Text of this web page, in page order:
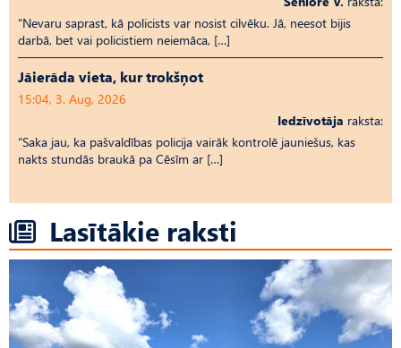
“Nevaru saprast, kā policists var nosist cilvēku. Jā, neesot bijis
darbā, bet vai policistiem neiemāca, […]
Jāierāda vieta, kur trokšņot
15:04, 3. Aug, 2026
Iedzīvotāja raksta:
“Saka jau, ka pašvaldības policija vairāk kontrolē jauniešus, kas
nakts stundās braukā pa Cēsīm ar […]
Lasītākie raksti